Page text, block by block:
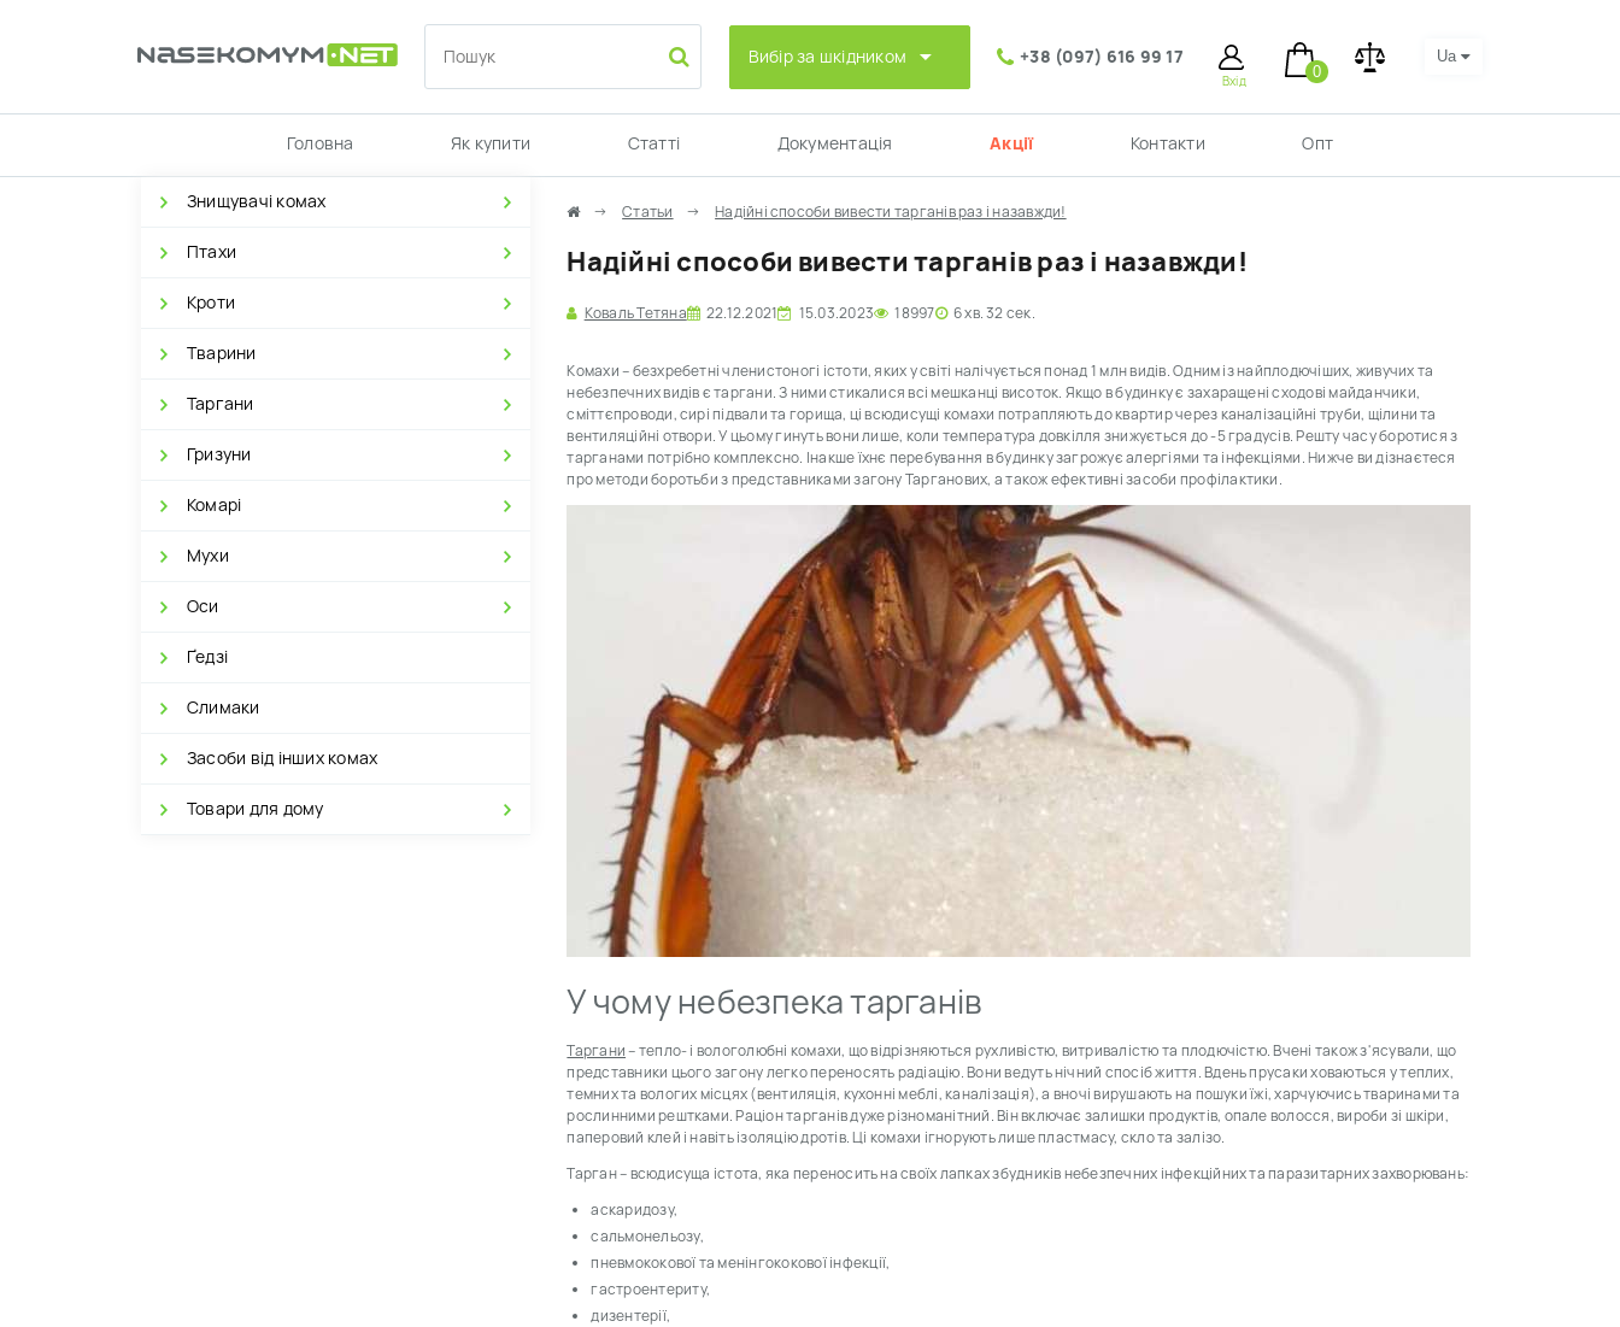
Вибір за шкідником +38 (097) 616 99 17
Вхід
0
Ua
Головна Як купити Статті Документація Акції Контакти Опт
Знищувачі комах
Птахи
Кроти
Тварини
Таргани
Гризуни
Комарі
Мухи
Оси
Ґедзі
Слимаки
Засоби від інших комах
Товари для дому
Статьи Надійні способи вивести тарганів раз і назавжди!
Надійні способи вивести тарганів раз і назавжди!
Коваль Тетяна 22.12.2021 15.03.2023 18997 6 хв. 32 сек.
Комахи – безхребетні членистоногі істоти, яких у світі налічується понад 1 млн видів. Одним із найплодючіших, живучих та
небезпечних видів є таргани. З ними стикалися всі мешканці висоток. Якщо в будинку є захаращені сходові майданчики,
сміттєпроводи, сирі підвали та горища, ці всюдисущі комахи потрапляють до квартир через каналізаційні труби, щілини та
вентиляційні отвори. У цьому гинуть вони лише, коли температура довкілля знижується до -5 градусів. Решту часу боротися з
тарганами потрібно комплексно. Інакше їхнє перебування в будинку загрожує алергіями та інфекціями. Нижче ви дізнаєтеся
про методи боротьби з представниками загону Тарганових, а також ефективні засоби профілактики.
У чому небезпека тарганів
Таргани– тепло- і вологолюбні комахи, що відрізняються рухливістю, витривалістю та плодючістю. Вчені також з'ясували, що
представники цього загону легко переносять радіацію. Вони ведуть нічний спосіб життя. Вдень прусаки ховаються у теплих,
темних та вологих місцях (вентиляція, кухонні меблі, каналізація), а вночі вирушають на пошуки їжі, харчуючись тваринами та
рослинними рештками. Раціон тарганів дуже різноманітний. Він включає залишки продуктів, опале волосся, вироби зі шкіри,
паперовий клей і навіть ізоляцію дротів. Ці комахи ігнорують лише пластмасу, скло та залізо.
Тарган – всюдисуща істота, яка переносить на своїх лапках збудників небезпечних інфекційних та паразитарних захворювань:
аскаридозу,
сальмонельозу,
пневмококової та менінгококової інфекції,
гастроентериту,
дизентерії,